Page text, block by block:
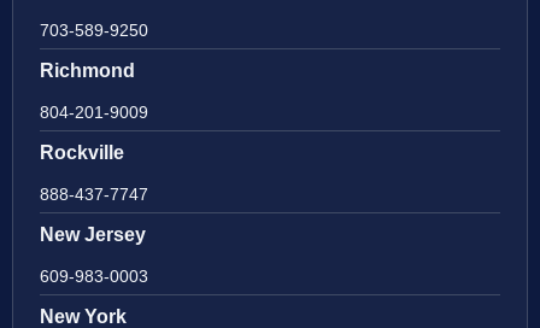
703-589-9250
Richmond
804-201-9009
Rockville
888-437-7747
New Jersey
609-983-0003
New York